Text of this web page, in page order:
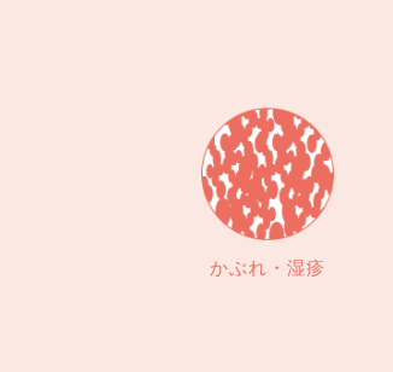
かぶれ・湿疹